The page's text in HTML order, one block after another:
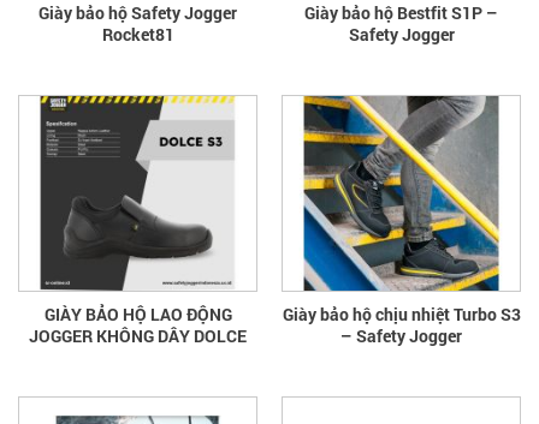
Giày bảo hộ Safety Jogger
Rocket81
Giày bảo hộ Bestfit S1P –
Safety Jogger
GIÀY BẢO HỘ LAO ĐỘNG
JOGGER KHÔNG DÂY DOLCE
Giày bảo hộ chịu nhiệt Turbo S3
– Safety Jogger